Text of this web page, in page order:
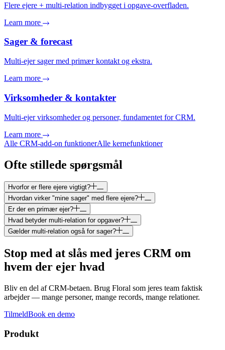
Flere ejere + multi-relation indbygget i opgave-overfladen.
Learn more
Sager & forecast
Multi-ejer sager med primær kontakt og ekstra.
Learn more
Virksomheder & kontakter
Multi-ejer virksomheder og personer, fundamentet for CRM.
Learn more
Alle CRM-add-on funktionerAlle kernefunktioner
Ofte stillede spørgsmål
Hvorfor er flere ejere vigtigt?
Hvordan virker "mine sager" med flere ejere?
Er der en primær ejer?
Hvad betyder multi-relation for opgaver?
Gælder multi-relation også for sager?
Stop med at slås med jeres CRM om
hvem der ejer hvad
Bliv en del af CRM-betaen. Brug Floral som jeres team faktisk
arbejder — mange personer, mange records, mange relationer.
TilmeldBook en demo
Produkt